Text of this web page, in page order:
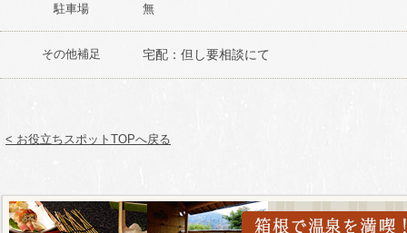
駐車場 無
その他補足 宅配：但し要相談にて
< お役立ちスポットTOPへ戻る